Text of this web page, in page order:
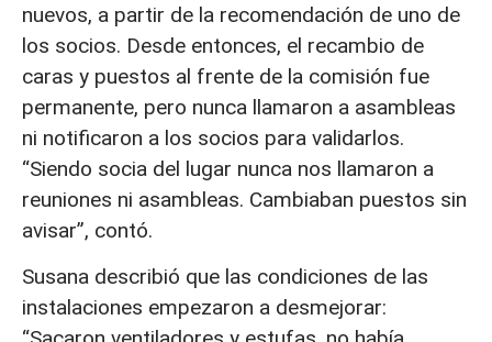
nuevos, a partir de la recomendación de uno de
los socios. Desde entonces, el recambio de
caras y puestos al frente de la comisión fue
permanente, pero nunca llamaron a asambleas
ni notificaron a los socios para validarlos.
“Siendo socia del lugar nunca nos llamaron a
reuniones ni asambleas. Cambiaban puestos sin
avisar”, contó.
Susana describió que las condiciones de las
instalaciones empezaron a desmejorar: